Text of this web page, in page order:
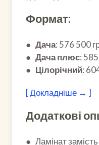
Формат:
● Дача: 576 500
● Дача плюс:
● Цілорічний:
[ Докладніше → ]
Додаткові
● Ламінат